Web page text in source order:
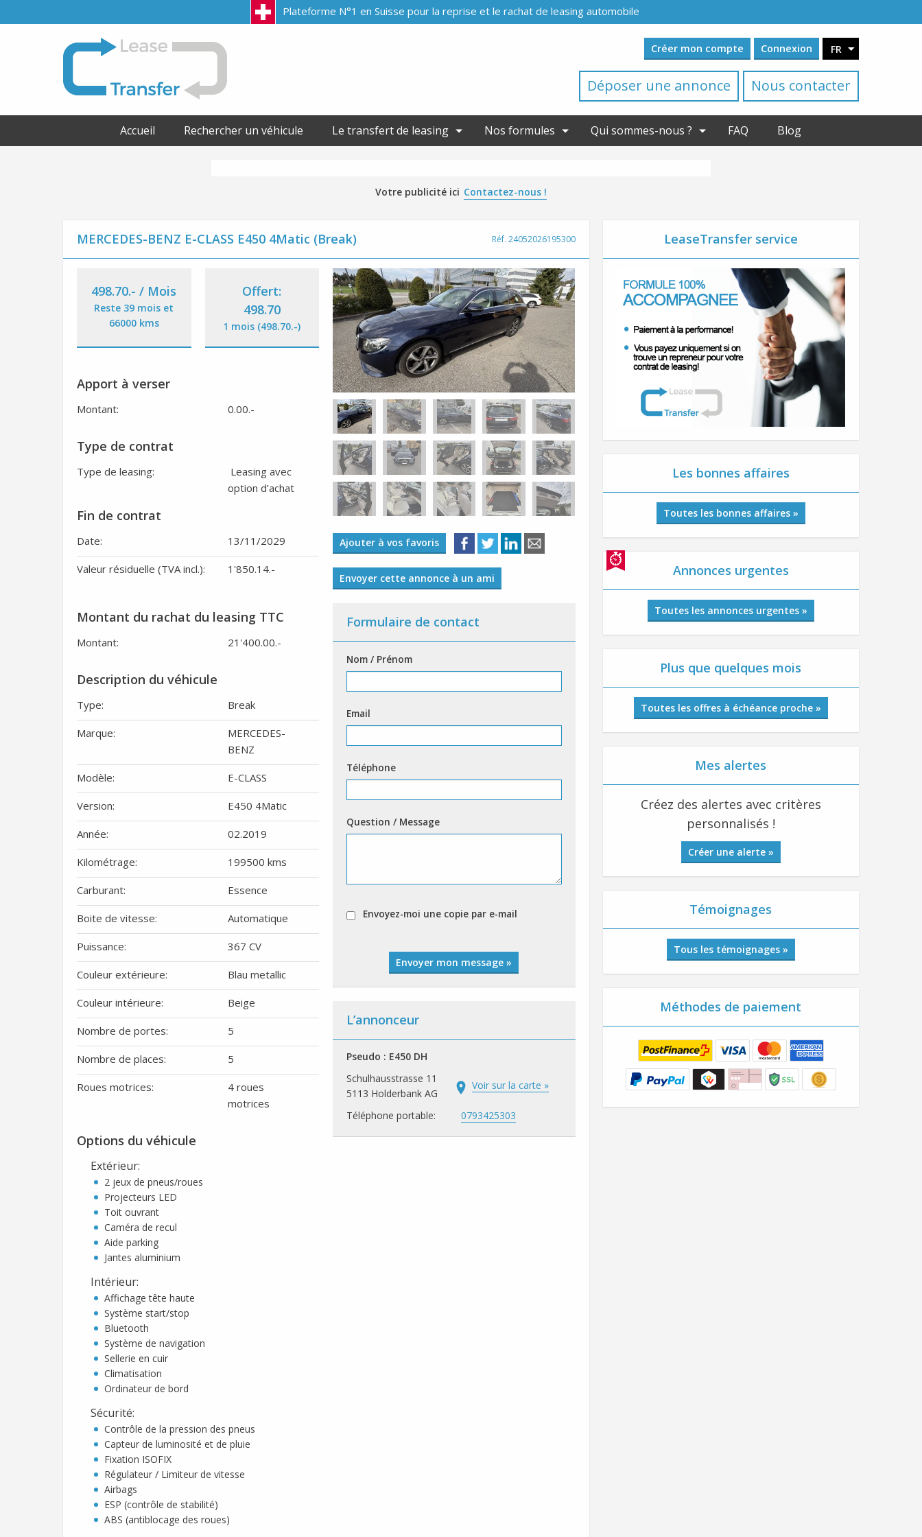
Plateforme N°1 en Suisse pour la reprise et le rachat de leasing automobile
LeaseTransfer Créer mon compte Connexion FR
Déposer une annonce Nous contacter
Accueil Rechercher un véhicule Le transfert de leasing Nos formules Qui sommes-nous ? FAQ Blog
Votre publicité ici Contactez-nous !
MERCEDES-BENZ E-CLASS E450 4Matic (Break) Réf. 24052026195300
498.70.- / Mois
Reste 39 mois et
66000 kms
Offert:
498.70
1 mois (498.70.-)
Apport à verser
Montant: 0.00.-
Type de contrat
Type de leasing:
Leasing avec
option d’achat
Fin de contrat
Date: 13/11/2029
Valeur résiduelle (TVA incl.): 1'850.14.-
Montant du rachat du leasing TTC
Montant: 21'400.00.-
Description du véhicule
Type: Break
Marque:
MERCEDES-
BENZ
Modèle: E-CLASS
Version: E450 4Matic
Année: 02.2019
Kilométrage: 199500 kms
Carburant: Essence
Boite de vitesse: Automatique
Puissance: 367 CV
Couleur extérieure: Blau metallic
Couleur intérieure: Beige
Nombre de portes: 5
Nombre de places: 5
Roues motrices:
4 roues
motrices
Options du véhicule
Extérieur:
2 jeux de pneus/roues
Projecteurs LED
Toit ouvrant
Caméra de recul
Aide parking
Jantes aluminium
Intérieur:
Affichage tête haute
Système start/stop
Bluetooth
Système de navigation
Sellerie en cuir
Climatisation
Ordinateur de bord
Sécurité:
Contrôle de la pression des pneus
Capteur de luminosité et de pluie
Fixation ISOFIX
Régulateur / Limiteur de vitesse
Airbags
ESP (contrôle de stabilité)
ABS (antiblocage des roues)
Ajouter à vos favoris
Envoyer cette annonce à un ami
Formulaire de contact
Nom / Prénom
Email
Téléphone
Question / Message
Envoyez-moi une copie par e-mail
Envoyer mon message »
L’annonceur
Pseudo : E450 DH
Schulhausstrasse 11
5113 Holderbank AG
Voir sur la carte »
Téléphone portable: 0793425303
LeaseTransfer service
Les bonnes affaires
Toutes les bonnes affaires »
Annonces urgentes
Toutes les annonces urgentes »
Plus que quelques mois
Toutes les offres à échéance proche »
Mes alertes
Créez des alertes avec critères
personnalisés !
Créer une alerte »
Témoignages
Tous les témoignages »
Méthodes de paiement